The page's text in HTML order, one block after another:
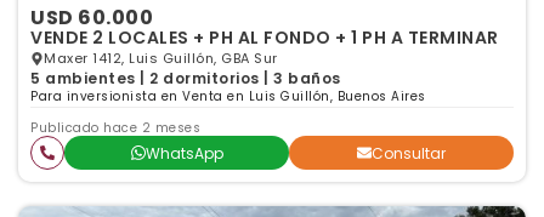
USD 60.000
VENDE 2 LOCALES + PH AL FONDO + 1 PH A TERMINAR
Maxer 1412, Luis Guillón, GBA Sur
5 ambientes | 2 dormitorios | 3 baños
Para inversionista en Venta en Luis Guillón, Buenos Aires
Publicado hace 2 meses
WhatsApp Consultar